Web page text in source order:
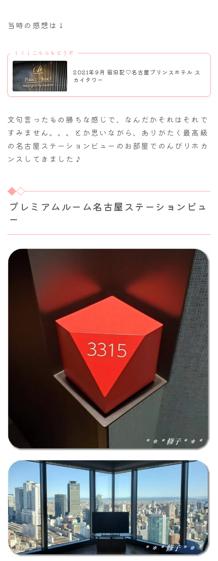
当時の感想は↓
↓⇩↓こちらもどうぞ
2021年9月 宿泊記♡名古屋プリンスホテル ス
カイタワー
文句言ったもの勝ちな感じで、なんだかそれはそれで
すみません。。。とか思いながら、ありがたく最高級
の名古屋ステーションビューのお部屋でのんびりホカ
ンスしてきました♪
プレミアムルーム名古屋ステーションビュ
ー